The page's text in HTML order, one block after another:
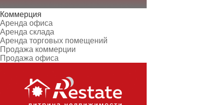
Коммерция
Аренда офиса
Аренда склада
Аренда торговых помещений
Продажа коммерции
Продажа офиса